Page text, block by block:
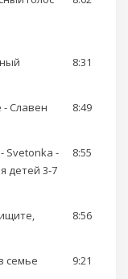
8:31
Славен
8:49
Svetonka -
детей 3-7
8:55
8:56
семье
9:21